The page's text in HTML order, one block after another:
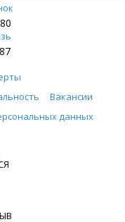
Вакансии
данных